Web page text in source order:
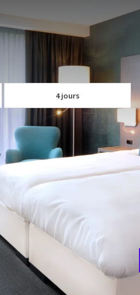
en place un forfait spécialement
de gastronomie ou
à vos oreilles? Alors le
4 jours